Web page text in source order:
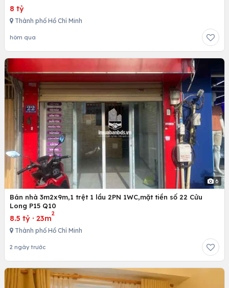
8 tỷ
Thành phố Hồ Chí Minh
hôm qua
6
Bán nhà 3m2x9m,1 trệt 1 lầu 2PN 1WC,mặt tiền số 22 Cửu
Long P15 Q10
8.5 tỷ · 23m
2
Thành phố Hồ Chí Minh
2 ngày trước